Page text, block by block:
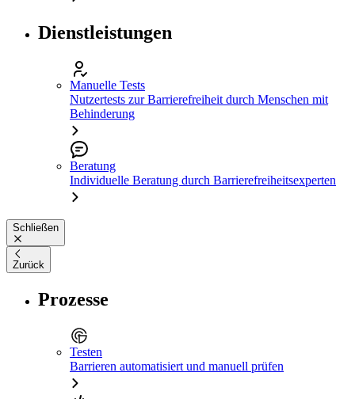
Dienstleistungen
Manuelle Tests
Nutzertests zur Barrierefreiheit durch Menschen mit
Behinderung
Beratung
Individuelle Beratung durch Barrierefreiheitsexperten
Schließen
Zurück
Prozesse
Testen
Barrieren automatisiert und manuell prüfen